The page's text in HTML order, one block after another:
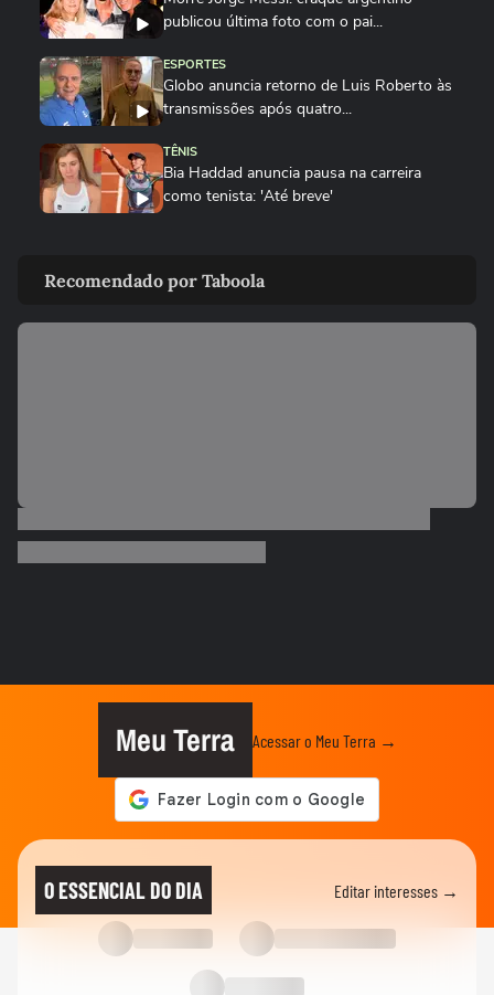
publicou última foto com o pai...
ESPORTES
Globo anuncia retorno de Luis Roberto às
transmissões após quatro...
TÊNIS
Bia Haddad anuncia pausa na carreira
como tenista: 'Até breve'
do mundo no salto em 2026...
SURFE
contra a mulher nos 20 anos...
Alex Escobar passa por cirurgia para
retirada de tumor
Salah ganha festa surreal ao ser
apresentado à torcida do...
Hortência explica por que passou a usar
"OLY" ao lado do nome nas...
Recomendado por Taboola
Meu Terra Acessar o Meu Terra →
O ESSENCIAL DO DIA Editar interesses →